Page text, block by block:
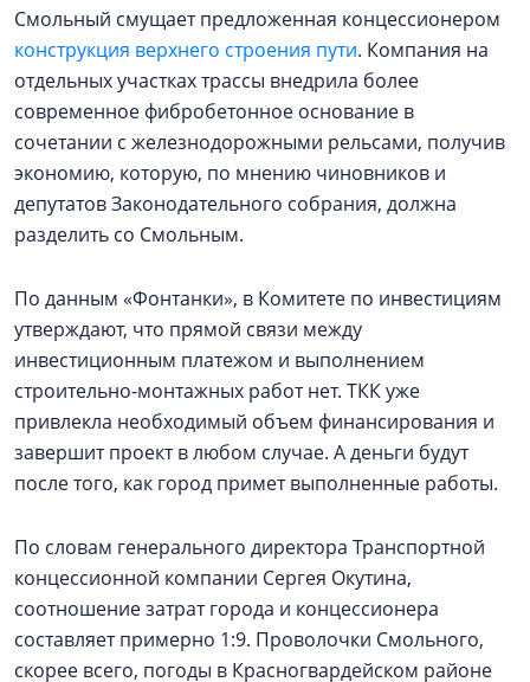
Смольный смущает предложенная концессионером
конструкция верхнего строения пути. Компания на
отдельных участках трассы внедрила более
современное фибробетонное основание в
сочетании с железнодорожными рельсами, получив
экономию, которую, по мнению чиновников и
депутатов Законодательного собрания, должна
разделить со Смольным.
По данным «Фонтанки», в Комитете по инвестициям
утверждают, что прямой связи между
инвестиционным платежом и выполнением
строительно-монтажных работ нет. ТКК уже
привлекла необходимый объем финансирования и
завершит проект в любом случае. А деньги будут
после того, как город примет выполненные работы.
По словам генерального директора Транспортной
концессионной компании Сергея Окутина,
соотношение затрат города и концессионера
составляет примерно 1:9. Проволочки Смольного,
скорее всего, погоды в Красногвардейском районе